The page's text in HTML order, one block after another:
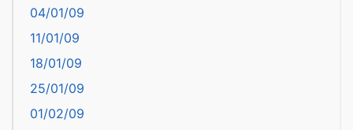
Bartın
başkentler
Batman
Bayburt
Bilecik
04/01/09
11/01/09
18/01/09
25/01/09
01/02/09